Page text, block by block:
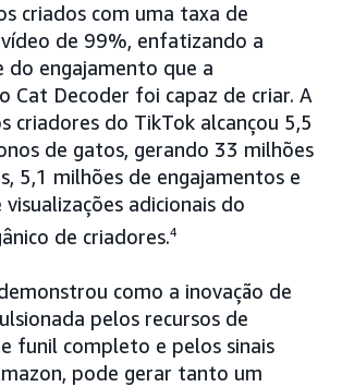
criados com uma taxa de
de 99%, enfatizando a
do engajamento que a
Cat Decoder foi capaz de criar. A
criadores do TikTok alcançou 5,5
de gatos, gerando 33 milhões
5,1 milhões de engajamentos e
adicionais do
de criadores.4
como a inovação de
pelos recursos de
funil completo e pelos sinais
pode gerar tanto um